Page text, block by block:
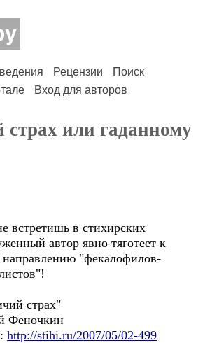
Рецензии
Поиск
Вход для авторов
или гаданному
встретишь в стихирских
автор явно тяготеет к
направлению "фекалофилов-
страх"
Феночкин
http://stihi.ru/2007/05/02-499